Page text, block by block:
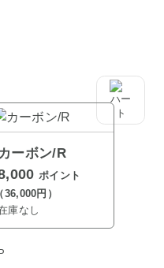
カーボン/R
ポイント
（36,000円）
庫なし